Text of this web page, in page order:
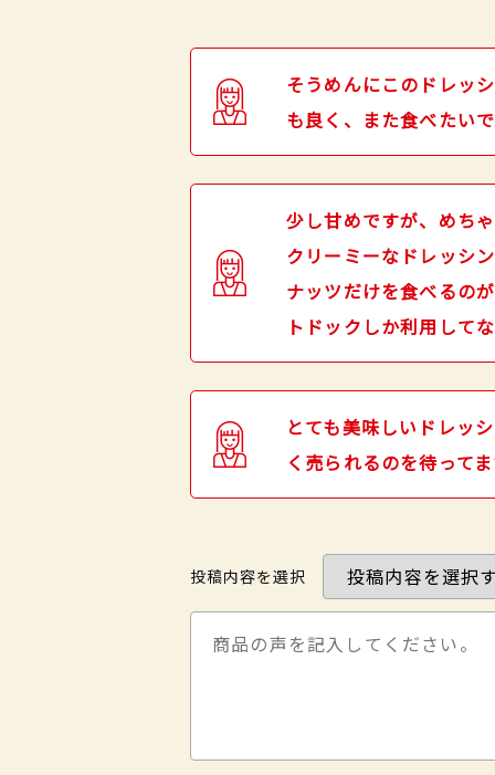
そうめんにこのドレッ
も良く、また食べたい
少し甘めですが、めち
クリーミーなドレッシ
ナッツだけを食べるの
トドックしか利用して
とても美味しいドレッ
く売られるのを待って
投稿内容を選択